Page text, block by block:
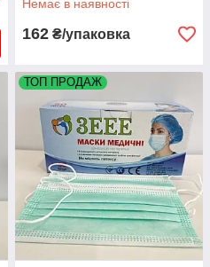
Немає в наявності
162 ₴/упаковка
ТОП ПРОДАЖ